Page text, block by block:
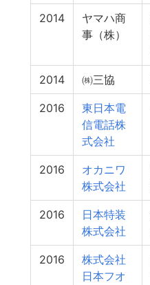
2014
ヤマハ商
事（株）
2014 ㈱三協
2016
東日本電
信電話株
式会社
2016
オカニワ
株式会社
2016
日本特装
株式会社
2016
株式会社
日本フオ